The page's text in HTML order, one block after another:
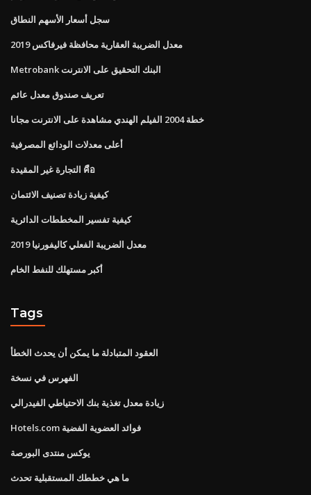
سجل أسعار الأسهم النطاق
معدل الضريبة العقارية محافظة فيرفاكس 2019
Metrobank البنك التحقيق على الانترنت
تعريف صندوق معدل عائم
خطة 2004 الفيلم الهندي مشاهدة على الانترنت مجانا
أعلى معدلات الودائع المصرفية
التجارة غير المقيدة คือ
كيفية زيادة تصنيف الائتمان
كيفية تفسير المخططات الدائرية
معدل الضريبة الفعلي كاليفورنيا 2019
أكبر مستهلك للنفط الخام
Tags
العقود المتبادلة ما يمكن أن يحدث الخطأ
الفهرس في نسخة
زيادة معدل تغذية بنك الاحتياطي الفيدرالي
Hotels.com فوائد العضوية الفضية
يوكس منتدى البورصة
ما هي خططك المستقبلية تحدث